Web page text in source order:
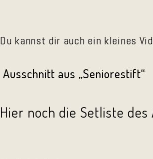
Du kannst dir auch ein kleines
Ausschnitt aus „Seniorestift“
Hier noch die Setliste des